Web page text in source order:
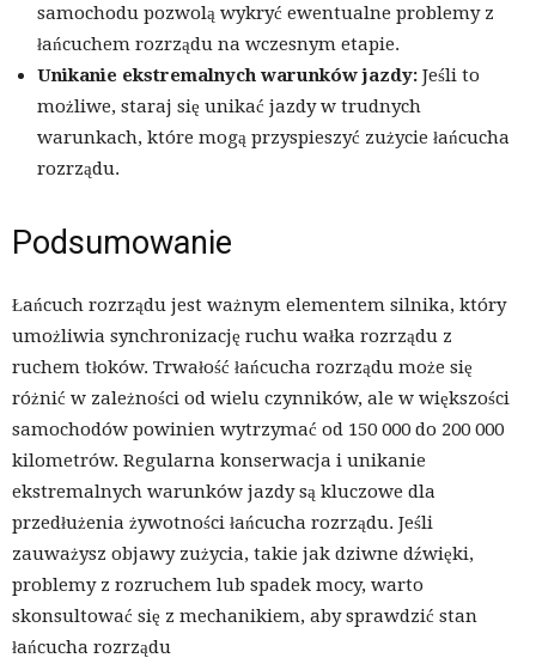
samochodu pozwolą wykryć ewentualne problemy z
łańcuchem rozrządu na wczesnym etapie.
Unikanie ekstremalnych warunków jazdy: Jeśli to
możliwe, staraj się unikać jazdy w trudnych
warunkach, które mogą przyspieszyć zużycie łańcucha
rozrządu.
Podsumowanie
Łańcuch rozrządu jest ważnym elementem silnika, który
umożliwia synchronizację ruchu wałka rozrządu z
ruchem tłoków. Trwałość łańcucha rozrządu może się
różnić w zależności od wielu czynników, ale w większości
samochodów powinien wytrzymać od 150 000 do 200 000
kilometrów. Regularna konserwacja i unikanie
ekstremalnych warunków jazdy są kluczowe dla
przedłużenia żywotności łańcucha rozrządu. Jeśli
zauważysz objawy zużycia, takie jak dziwne dźwięki,
problemy z rozruchem lub spadek mocy, warto
skonsultować się z mechanikiem, aby sprawdzić stan
łańcucha rozrządu